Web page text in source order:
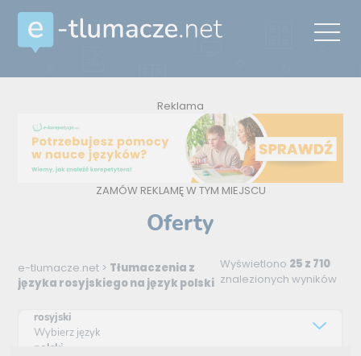
Reklama
ZAMÓW REKLAMĘ W TYM MIEJSCU
Oferty
e-tlumacze.net > Tłumaczenia z
języka rosyjskiego na język polski
Wyświetlono 25 z 710
znalezionych wyników
rosyjski
Wybierz język
polski